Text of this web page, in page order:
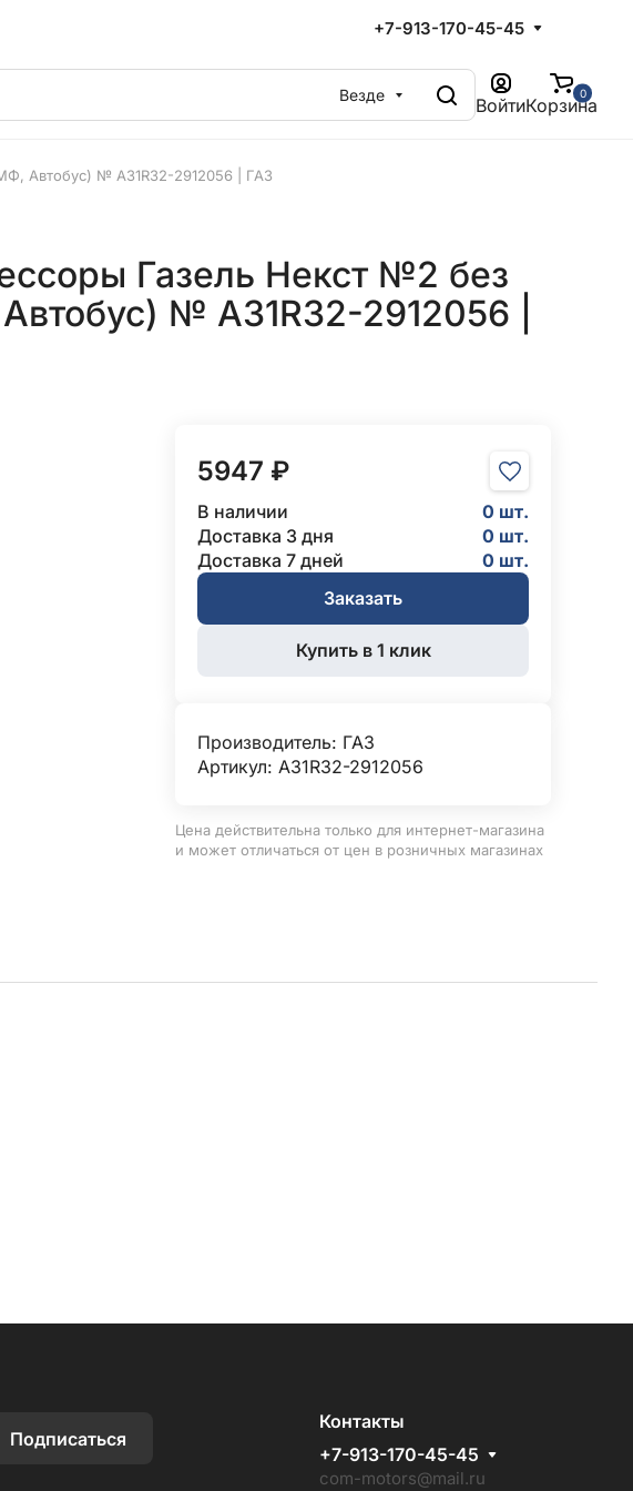
+7-913-170-45-45
Везде Войти
0
Корзина
Автобус) № А31R32-2912056 | ГАЗ
Газель Некст №2 без
№ А31R32-2912056 |
5947 ₽
В наличии
0 шт.
Доставка 3 дня
0 шт.
Доставка 7 дней
0 шт.
Заказать
Купить в 1 клик
Производитель: ГАЗ
Артикул: А31R32-2912056
Цена действительна только для интернет-магазина
и может отличаться от цен в розничных магазинах
Подписаться
Контакты
+7-913-170-45-45
com-motors@mail.ru